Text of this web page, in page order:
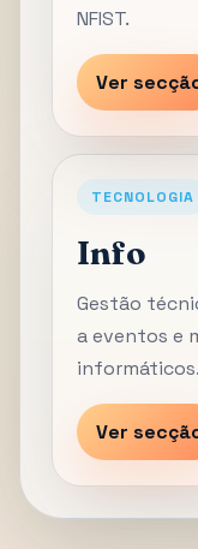
NFIST.
Ver
TECNOLOGIA
Info
Gestão
a eventos e
informáticos.
Ver